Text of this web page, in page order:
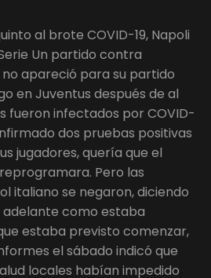
al brote COVID-19, Napoli
Un partido contra
no apareció para su partido
en Juventus después de al
fueron infectados por COVID-
dos pruebas positivas
jugadores, quería que el
Pero las
italiano se negaron, diciendo
adelante como estaba
estaba previsto comenzar,
el sábado indicó que
locales habían impedido